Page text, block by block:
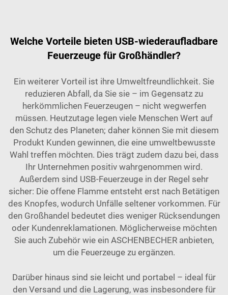
Welche Vorteile bieten USB-wiederaufladbare
Feuerzeuge für Großhändler?
Ein weiterer Vorteil ist ihre Umweltfreundlichkeit. Sie
reduzieren Abfall, da Sie sie – im Gegensatz zu
herkömmlichen Feuerzeugen – nicht wegwerfen
müssen. Heutzutage legen viele Menschen Wert auf
den Schutz des Planeten; daher können Sie mit diesem
Produkt Kunden gewinnen, die eine umweltbewusste
Wahl treffen möchten. Dies trägt zudem dazu bei, dass
Ihr Unternehmen positiv wahrgenommen wird.
Außerdem sind USB-Feuerzeuge in der Regel sehr
sicher: Die offene Flamme entsteht erst nach Betätigen
des Knopfes, wodurch Unfälle seltener vorkommen. Für
den Großhandel bedeutet dies weniger Rücksendungen
oder Kundenreklamationen. Möglicherweise möchten
Sie auch Zubehör wie ein ASCHENBECHER anbieten,
um die Feuerzeuge zu ergänzen.
Darüber hinaus sind sie leicht und portabel – ideal für
den Versand und die Lagerung, was insbesondere für